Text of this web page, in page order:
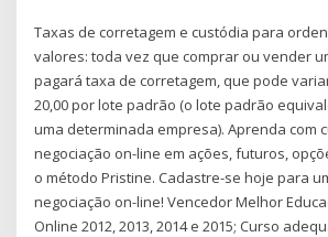
Taxas de corretagem e custódia para
valores: toda vez que comprar ou vender
pagará taxa de corretagem, que pode
20,00 por lote padrão (o lote padrão
uma determinada empresa). Aprenda com
negociação on-line em ações, futuros,
o método Pristine. Cadastre-se hoje para
negociação on-line! Vencedor Melhor
Online 2012, 2013, 2014 e 2015; Curso